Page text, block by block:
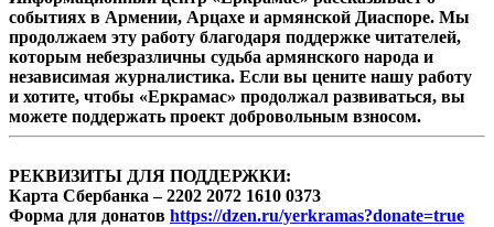
событиях в Армении, Арцахе и армянской Диаспоре. Мы
продолжаем эту работу благодаря поддержке читателей,
которым небезразличны судьба армянского народа и
независимая журналистика. Если вы цените нашу работу
и хотите, чтобы «Еркрамас» продолжал развиваться, вы
можете поддержать проект добровольным взносом.
РЕКВИЗИТЫ ДЛЯ ПОДДЕРЖКИ:
Карта Сбербанка – 2202 2072 1610 0373
Форма для донатов https://dzen.ru/yerkramas?donate=true